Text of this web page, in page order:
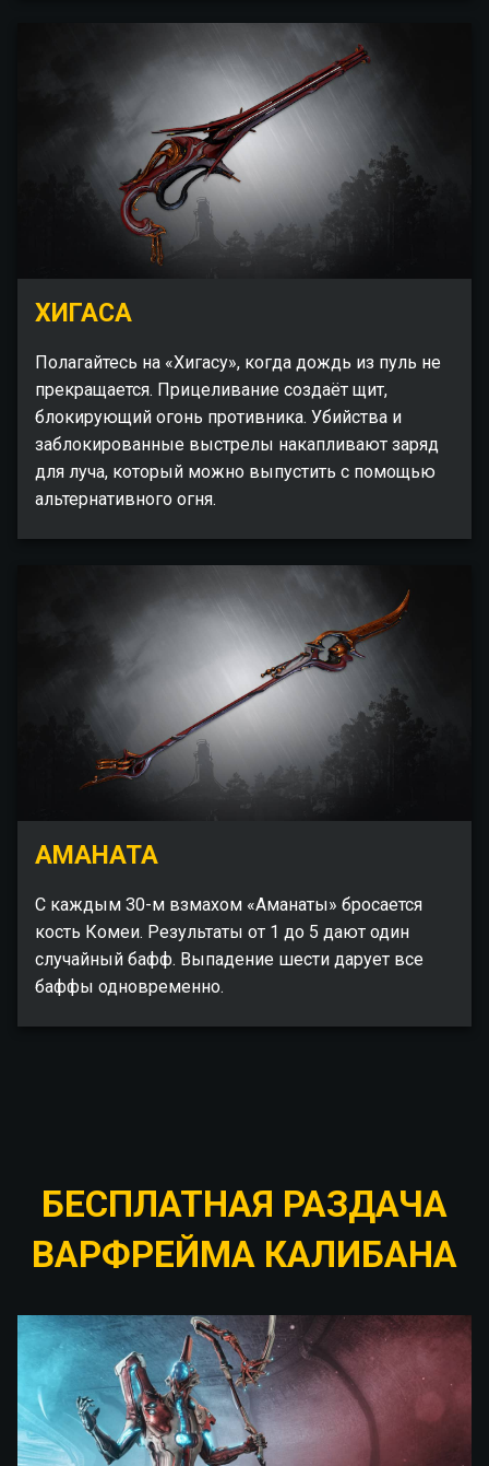
ХИГАСА
Полагайтесь на «Хигасу», когда дождь из пуль не
прекращается. Прицеливание создаёт щит,
блокирующий огонь противника. Убийства и
заблокированные выстрелы накапливают заряд
для луча, который можно выпустить с помощью
альтернативного огня.
АМАНАТА
С каждым 30-м взмахом «Аманаты» бросается
кость Комеи. Результаты от 1 до 5 дают один
случайный бафф. Выпадение шести дарует все
баффы одновременно.
БЕСПЛАТНАЯ РАЗДАЧА
ВАРФРЕЙМА КАЛИБАНА